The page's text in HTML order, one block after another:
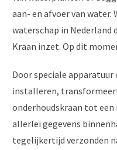
aan- en afvoer van water.
waterschap in Nederland
Kraan inzet. Op dit
Door speciale apparatuur
installeren,
onderhoudskraan tot een
allerlei gegevens
tegelijkertijd verzonden